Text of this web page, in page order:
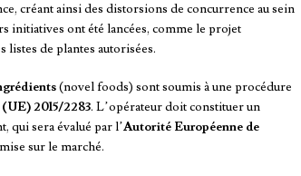
créant ainsi des distorsions de concurrence au sein
initiatives ont été lancées, comme le projet
de plantes autorisées.
(novel foods) sont soumis à une procédure
2015/2283. L’opérateur doit constituer un
qui sera évalué par l’Autorité Européenne de
sur le marché.